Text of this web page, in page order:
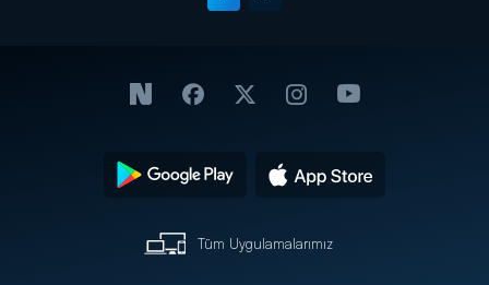
Tüm Uygulamalarımız